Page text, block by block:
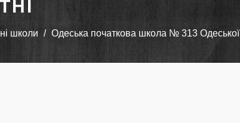
школи Одеська початкова школа № 313 Одеської